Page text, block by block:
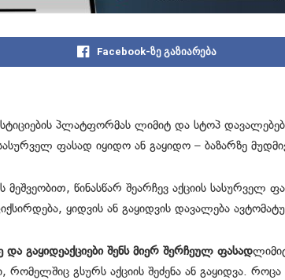
Facebook-ზე გაზიარება
პლატფორმას ლიმიტ და სტოპ
ფასად იყიდო ან გაყიდო – ბაზარზე
წინასწარ შეარჩევ აქციის სასურველ
ყიდვის ან გაყიდვის დავალება
და გაყიდეაქციები შენს მიერ შერჩეულ ფასად
რომელშიც გსურს აქციის შეძენა ან გაყიდვა.